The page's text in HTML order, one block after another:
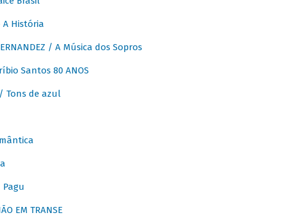
A História
/ A Música dos Sopros
Santos 80 ANOS
/ Tons de azul
Pagu
EM TRANSE